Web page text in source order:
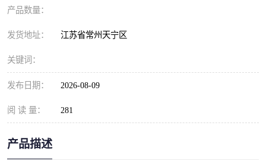
产品数量：
发货地址： 江苏省常州天宁区
关键词：
发布日期： 2026-08-09
阅 读 量： 281
产品描述